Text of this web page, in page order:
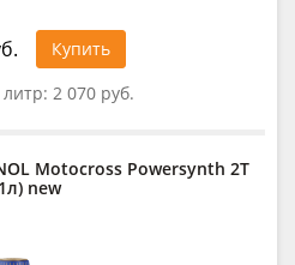
Купить
2 070 руб.
Motocross Powersynth 2T
new